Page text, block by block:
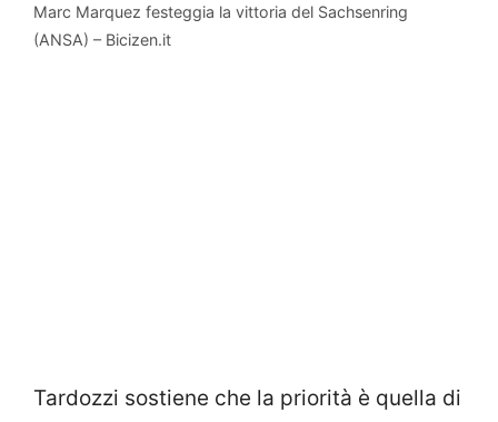
Marc Marquez festeggia la vittoria del Sachsenring
(ANSA) – Bicizen.it
Tardozzi sostiene che la priorità è quella di